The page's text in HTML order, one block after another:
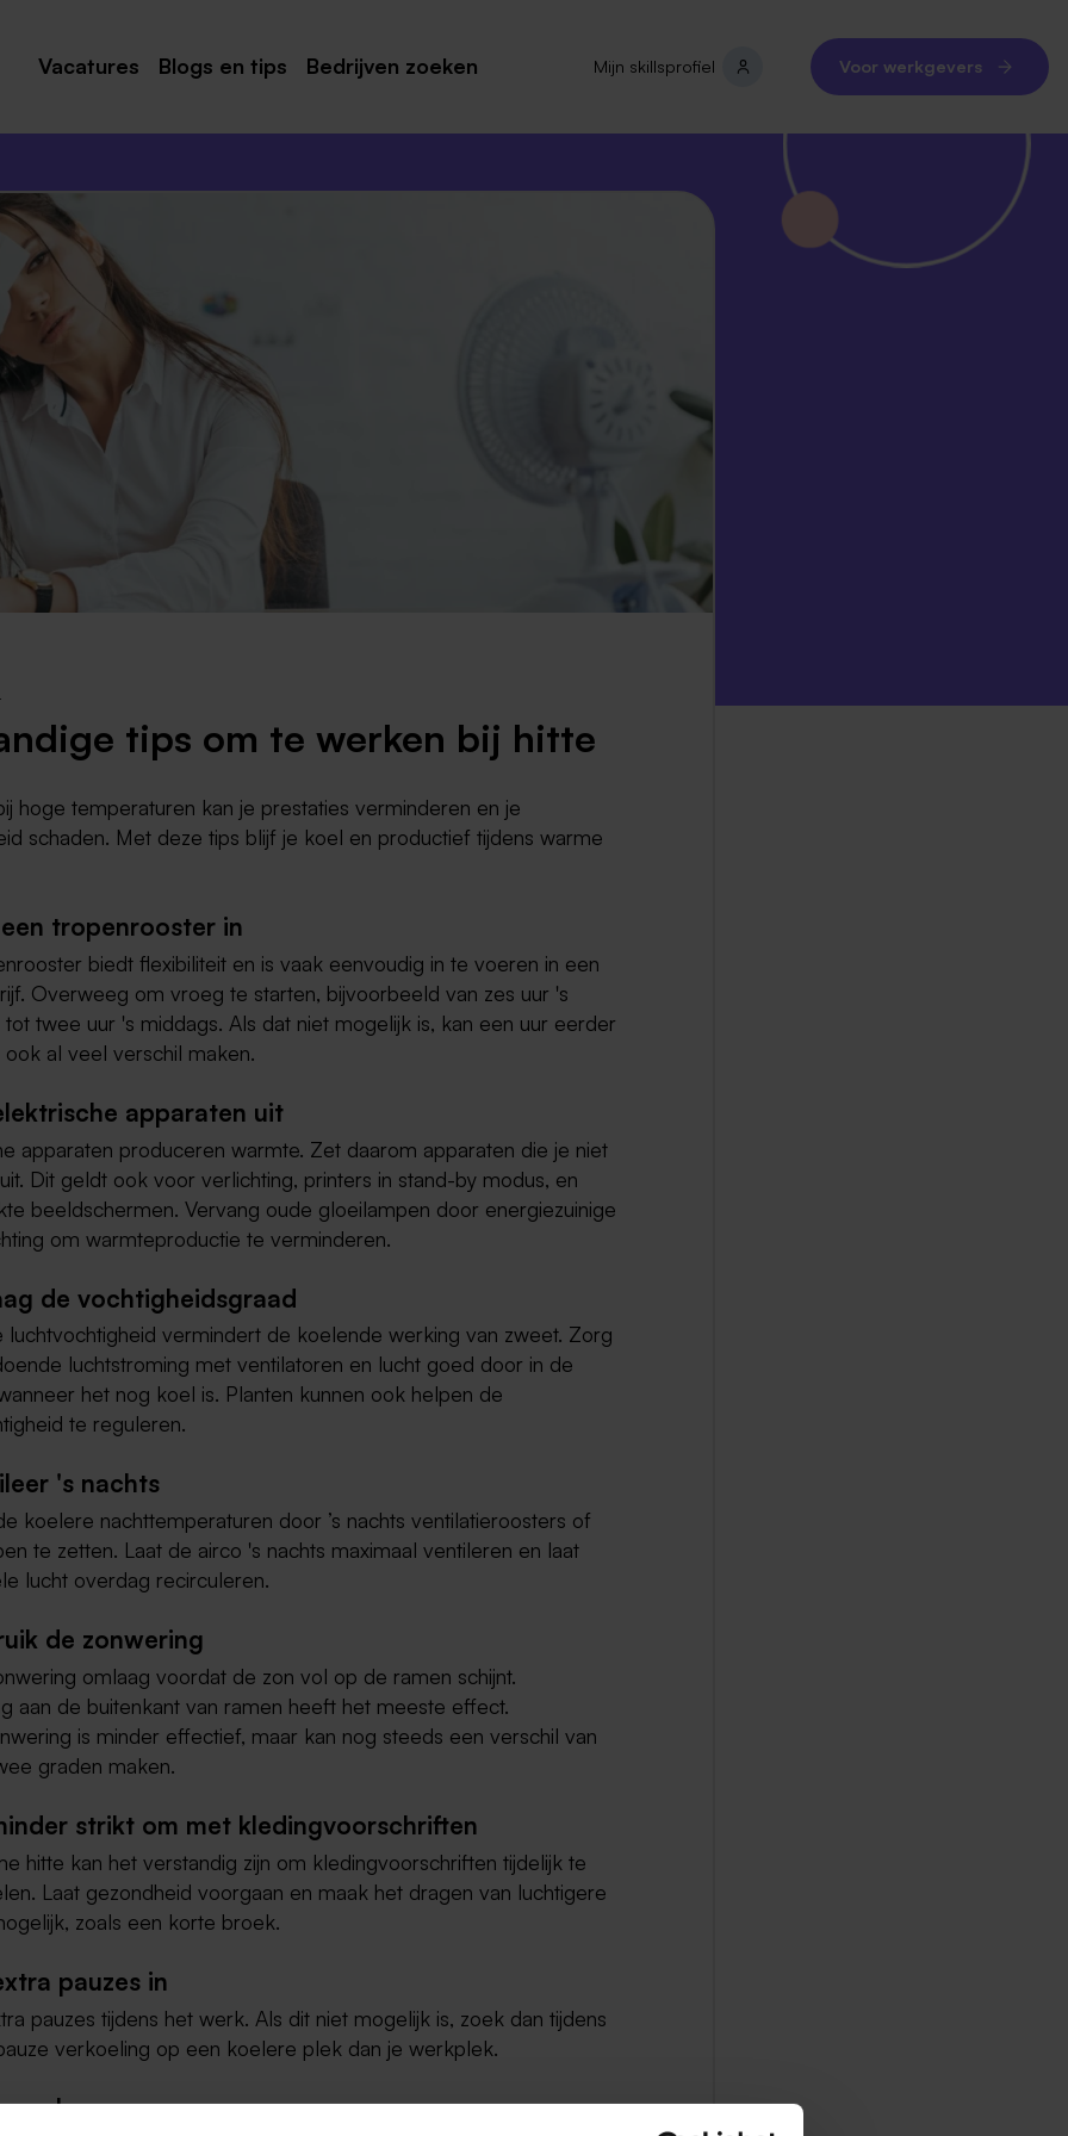
Vacatures
Maastricht
Roermond
Venlo
Sittard
Venray
Noord-Limburg
Midden-Limburg
Blogs en tips Bedrijven zoeken Mijn skillsprofiel Voor werkgevers
tips om te werken bij hitte
hoge temperaturen kan je prestaties verminderen en je
schaden. Met deze tips blijf je koel en productief tijdens warme
een tropenrooster in
biedt flexibiliteit en is vaak eenvoudig in te voeren in een
Overweeg om vroeg te starten, bijvoorbeeld van zes uur 's
twee uur 's middags. Als dat niet mogelijk is, kan een uur eerder
ook al veel verschil maken.
apparaten uit
apparaten produceren warmte. Zet daarom apparaten die je niet
Dit geldt ook voor verlichting, printers in stand-by modus, en
beeldschermen. Vervang oude gloeilampen door energiezuinige
om warmteproductie te verminderen.
de vochtigheidsgraad
luchtvochtigheid vermindert de koelende werking van zweet. Zorg
luchtstroming met ventilatoren en lucht goed door in de
het nog koel is. Planten kunnen ook helpen de
te reguleren.
's nachts
koelere nachttemperaturen door ’s nachts ventilatieroosters of
te zetten. Laat de airco 's nachts maximaal ventileren en laat
lucht overdag recirculeren.
de zonwering
omlaag voordat de zon vol op de ramen schijnt.
aan de buitenkant van ramen heeft het meeste effect.
is minder effectief, maar kan nog steeds een verschil van
graden maken.
strikt om met kledingvoorschriften
hitte kan het verstandig zijn om kledingvoorschriften tijdelijk te
Laat gezondheid voorgaan en maak het dragen van luchtigere
zoals een korte broek.
pauzes in
pauzes tijdens het werk. Als dit niet mogelijk is, zoek dan tijdens
verkoeling op een koelere plek dan je werkplek.
veel